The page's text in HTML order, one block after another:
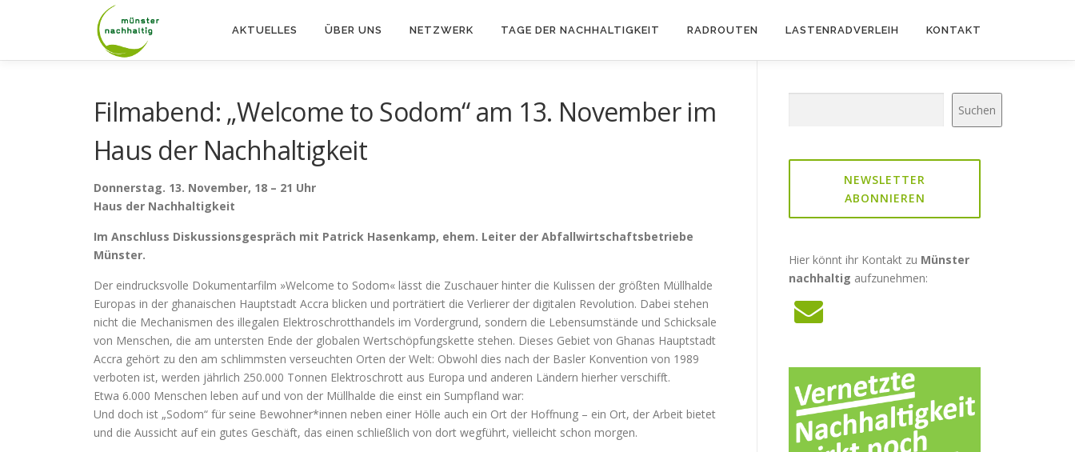
AKTUELLES ÜBER UNS NETZWERK TAGE DER NACHHALTIGKEIT RADROUTEN LASTENRADVERLEIH KONTAKT
Filmabend: „Welcome to Sodom“ am 13. November im
Haus der Nachhaltigkeit
Donnerstag. 13. November, 18 – 21 Uhr
Haus der Nachhaltigkeit
Im Anschluss Diskussionsgespräch mit Patrick Hasenkamp, ehem. Leiter der Abfallwirtschaftsbetriebe
Münster.
Der eindrucksvolle Dokumentarfilm »Welcome to Sodom« lässt die Zuschauer hinter die Kulissen der größten Müllhalde
Europas in der ghanaischen Hauptstadt Accra blicken und porträtiert die Verlierer der digitalen Revolution. Dabei stehen
nicht die Mechanismen des illegalen Elektroschrotthandels im Vordergrund, sondern die Lebensumstände und Schicksale
von Menschen, die am untersten Ende der globalen Wertschöpfungskette stehen. Dieses Gebiet von Ghanas Hauptstadt
Accra gehört zu den am schlimmsten verseuchten Orten der Welt: Obwohl dies nach der Basler Konvention von 1989
verboten ist, werden jährlich 250.000 Tonnen Elektroschrott aus Europa und anderen Ländern hierher verschifft.
Etwa 6.000 Menschen leben auf und von der Müllhalde die einst ein Sumpfland war:
Und doch ist „Sodom“ für seine Bewohner*innen neben einer Hölle auch ein Ort der Hoffnung – ein Ort, der Arbeit bietet
und die Aussicht auf ein gutes Geschäft, das einen schließlich von dort wegführt, vielleicht schon morgen.
Suchen
NEWSLETTER
ABONNIEREN
Hier könnt ihr Kontakt zu Münster
nachhaltig aufzunehmen: